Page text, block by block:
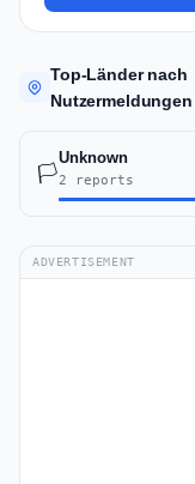
Top-Länder nach
Nutzermeldungen
🏳️
Unknown
2 reports
ADVERTISEMENT